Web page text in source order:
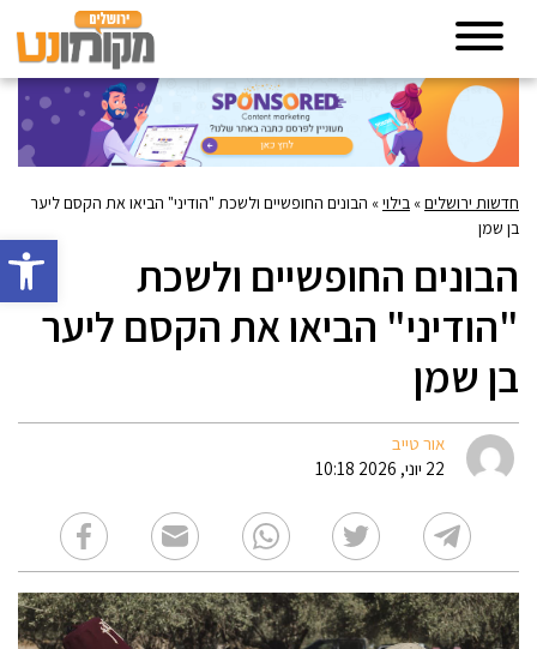
פתח
חדשות ירושלים» בילוי» הבונים החופשיים ולשכת "הודיני" הביאו את הקסם ליער
בן שמן
הבונים החופשיים ולשכת
"הודיני" הביאו את הקסם ליער
בן שמן
אור טייב
22 יוני, 2026 10:18